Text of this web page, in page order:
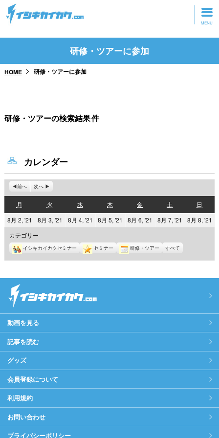
トップページ
研修・ツアーに参加
研修・ツアーに参加
HOME 研修・ツアーに参加
研修・ツアーの検索結果件
カレンダー
前へ 次へ
月
曜
日
火
曜
日
水水
曜
日
木
曜
日
金金
曜
日
土
曜
日
日
曜
日
8月 2, '21
2021
年
8
月
2
8月 3, '21
2021
年
8
月
3
8月 4, '21
2021
年
8
月
4
8月 5, '21
2021
年
8
月
5
8月 6, '21
2021
年
8
月
6
8月 7, '21
2021
年
8
月
7
8月 8, '21
年
8
カテゴリー
イシキカイカクセミナー セミナー 研修・ツアー すべて
動画を見る
記事を読む
グッズ
会員登録について
利用規約
お問い合わせ
プライバシーポリシー